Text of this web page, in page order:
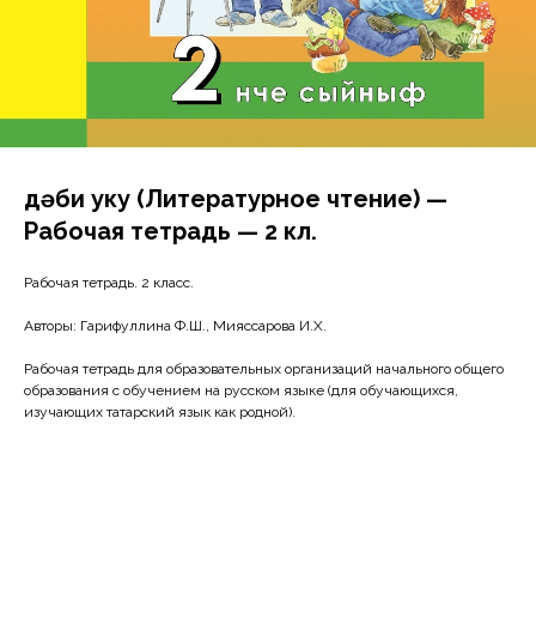
Әдәби уку (Литературное чтение) —
Рабочая тетрадь — 2 кл.
Рабочая тетрадь. 2 класс.
Авторы: Гарифуллина Ф.Ш., Мияссарова И.Х.
Рабочая тетрадь для образовательных организаций начального общего
образования с обучением на русском языке (для обучающихся,
изучающих татарский язык как родной).